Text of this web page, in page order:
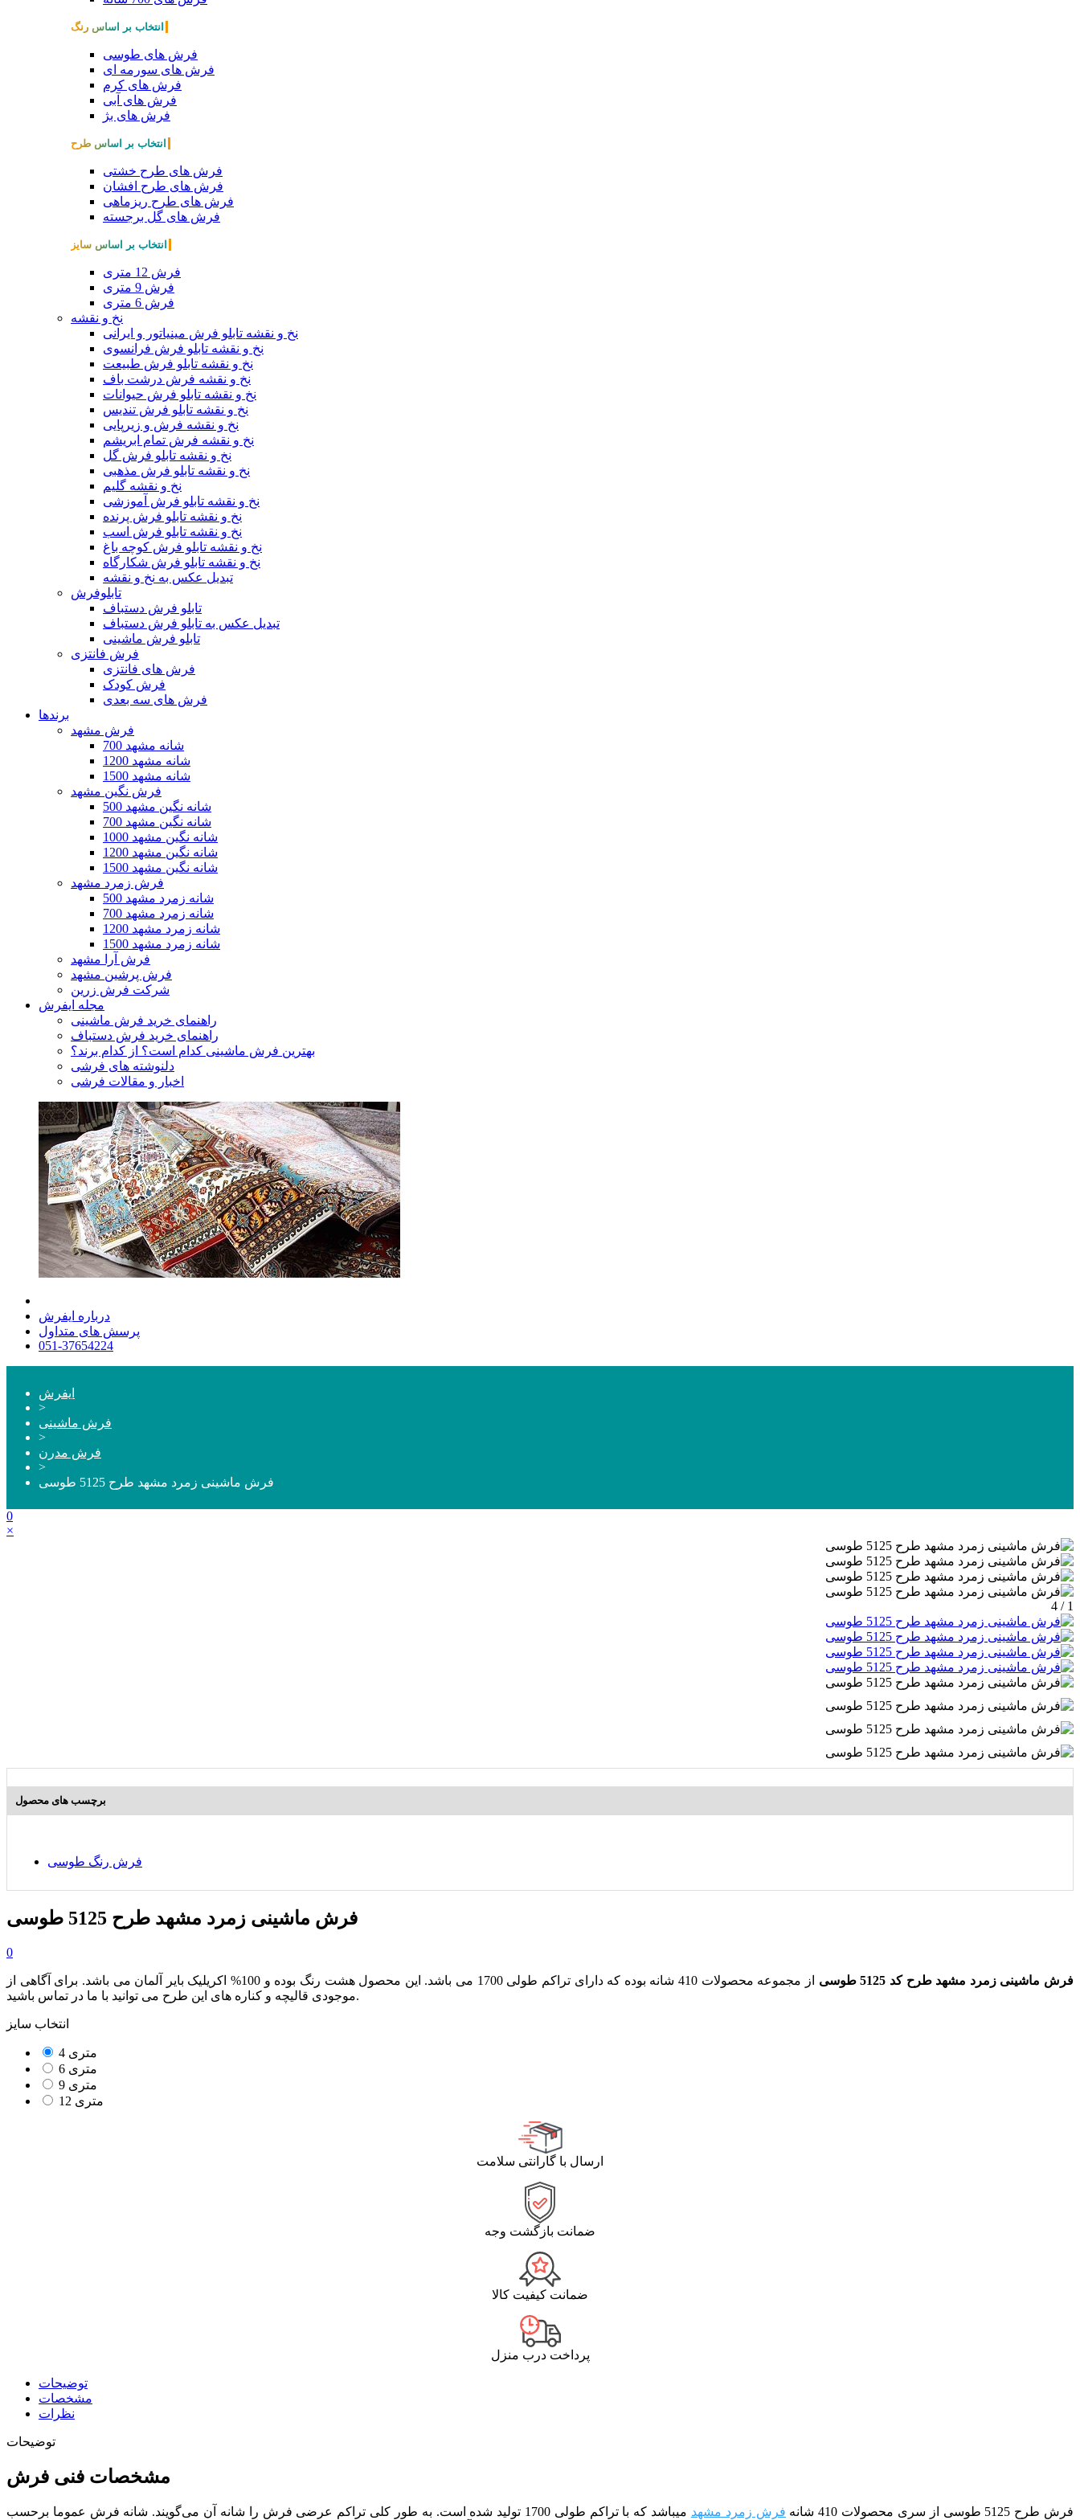
انتخاب بر اساس رنگ
فرش های طوسی
فرش های سورمه ای
فرش های کرم
فرش های آبی
فرش های بژ
انتخاب بر اساس طرح
فرش های طرح خشتی
فرش های طرح افشان
فرش های طرح ریزماهی
فرش های گل برجسته
انتخاب بر اساس سایز
فرش 12 متری
فرش 9 متری
فرش 6 متری
نخ و نقشه
نخ و نقشه تابلو فرش مینیاتور و ایرانی
نخ و نقشه تابلو فرش فرانسوی
نخ و نقشه تابلو فرش طبیعت
نخ و نقشه فرش درشت باف
نخ و نقشه تابلو فرش حیوانات
نخ و نقشه تابلو فرش تندیس
نخ و نقشه فرش و زیرپایی
نخ و نقشه فرش تمام ابریشم
نخ و نقشه تابلو فرش گل
نخ و نقشه تابلو فرش مذهبی
نخ و نقشه گلیم
نخ و نقشه تابلو فرش آموزشی
نخ و نقشه تابلو فرش پرنده
نخ و نقشه تابلو فرش اسب
نخ و نقشه تابلو فرش کوچه باغ
نخ و نقشه تابلو فرش شکارگاه
تبدیل عکس به نخ و نقشه
تابلوفرش
تابلو فرش دستباف
تبدیل عکس به تابلو فرش دستباف
تابلو فرش ماشینی
فرش فانتزی
فرش های فانتزی
فرش کودک
فرش های سه بعدی
برندها
فرش مشهد
700 شانه مشهد
1200 شانه مشهد
1500 شانه مشهد
فرش نگین مشهد
500 شانه نگین مشهد
700 شانه نگین مشهد
1000 شانه نگین مشهد
1200 شانه نگین مشهد
1500 شانه نگین مشهد
فرش زمرد مشهد
500 شانه زمرد مشهد
700 شانه زمرد مشهد
1200 شانه زمرد مشهد
1500 شانه زمرد مشهد
فرش آرا مشهد
فرش پرشین مشهد
شرکت فرش زرین
مجله ایفرش
راهنمای خرید فرش ماشینی
راهنمای خرید فرش دستباف
بهترین فرش ماشینی کدام است؟ از کدام برند؟
دلنوشته های فرشی
اخبار و مقالات فرشی
درباره ایفرش
پرسش های متداول
051-37654224
ایفرش
>
فرش ماشینی
>
فرش مدرن
>
فرش ماشینی زمرد مشهد طرح 5125 طوسی
0
×
1 / 4
برچسب های محصول
فرش رنگ طوسی
فرش ماشینی زمرد مشهد طرح 5125 طوسی
0
فرش ماشینی زمرد مشهد طرح کد 5125 طوسی
از مجموعه محصولات 410 شانه بوده که دارای تراکم طولی 1700 می باشد. این محصول هشت رنگ بوده و 100% اکریلیک بایر آلمان می باشد. برای آگاهی از
موجودی قالیچه و کناره های این طرح می توانید با ما در تماس باشید.
انتخاب سایز
4 متری
6 متری
9 متری
12 متری
ارسال با گارانتی سلامت
ضمانت بازگشت وجه
ضمانت کیفیت کالا
پرداخت درب منزل
توضیحات
مشخصات
نظرات
توضیحات
مشخصات فنی فرش
فرش طرح 5125 طوسی از سری محصولات 410 شانه فرش زمرد مشهد
می­باشد که با تراکم طولی 1700 تولید شده است. به طور کلی تراکم عرضی فرش را شانه آن می‌گویند. شانه فرش عموما برحسب